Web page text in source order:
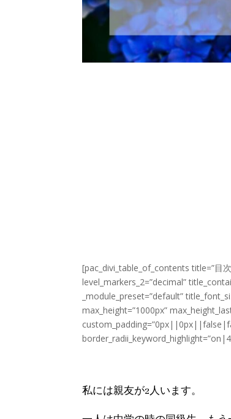
[pac_divi_table_of_contents title=”
level_markers_2=”decimal”
_module_preset=”default”
max_height=”1000px”
私には親友が2人います。